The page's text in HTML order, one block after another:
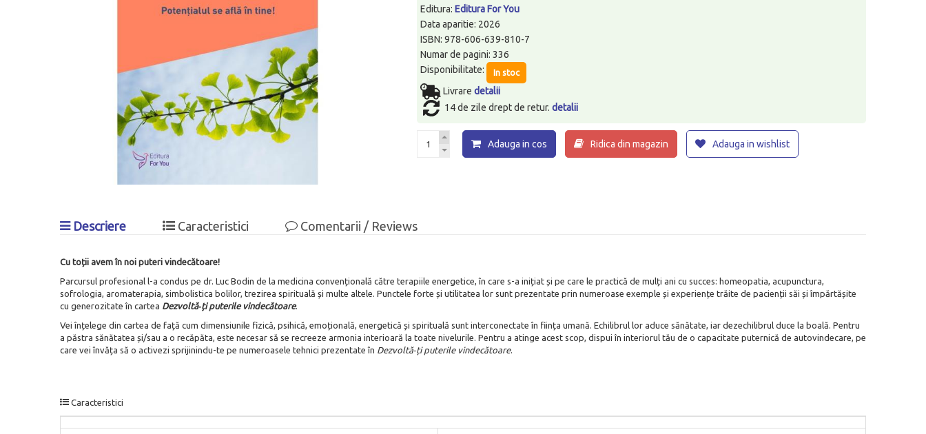
Editura: Editura For You
Data aparitie: 2026
ISBN: 978-606-639-810-7
Numar de pagini: 336
Disponibilitate:
In stoc
Livraredetalii
14 de zile drept de retur.detalii
Adauga in cos Ridica din magazin Adauga in wishlist
Descriere Caracteristici Comentarii / Reviews
Cu toții avem în noi puteri vindecătoare!
Parcursul profesional l-a condus pe dr. Luc Bodin de la medicina convențională către terapiile energetice, în care s-a inițiat și pe care le practică de mulți ani cu succes: homeopatia, acupunctura,
sofrologia, aromaterapia, simbolistica bolilor, trezirea spirituală și multe altele. Punctele forte și utilitatea lor sunt prezentate prin numeroase exemple și experiențe trăite de pacienții săi și împărtășite
cu generozitate în cartea Dezvoltă‑ți puterile vindecătoare.
Vei înțelege din cartea de față cum dimensiunile fizică, psihică, emoțională, energetică și spirituală sunt interconectate în ființa umană. Echilibrul lor aduce sănătate, iar dezechilibrul duce la boală. Pentru
a păstra sănătatea și/sau a o recăpăta, este necesar să se recreeze armonia interioară la toate nivelurile. Pentru a atinge acest scop, dispui în interiorul tău de o capacitate puternică de autovindecare, pe
care vei învăța să o activezi sprijinindu-te pe numeroasele tehnici prezentate în Dezvoltă‑ți puterile vindecătoare.
Caracteristici